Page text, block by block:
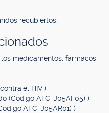
recubiertos.
medicamentos, fármacos
el HIV )
(Código ATC: J05AF05) )
ATC: J05AR01) )